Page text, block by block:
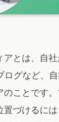
アとは、自
ログなど、
のことです
置づけるに